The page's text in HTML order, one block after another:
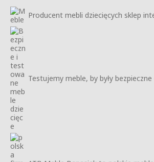
Producent mebli dziecięcych sklep
Testujemy meble, by były bezpieczne